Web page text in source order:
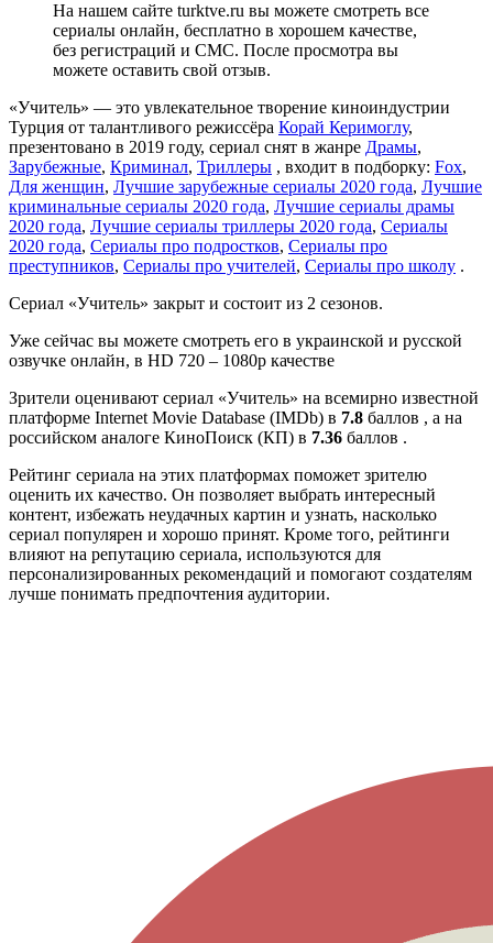
На нашем сайте turktve.ru вы можете смотреть все
сериалы онлайн, бесплатно в хорошем качестве,
без регистраций и СМС. После просмотра вы
можете оставить свой отзыв.
«Учитель» — это увлекательное творение киноиндустрии
Турция от талантливого режиссёра Корай Керимоглу,
презентовано в 2019 году, сериал снят в жанре Драмы,
Зарубежные, Криминал, Триллеры , входит в подборку: Fox,
Для женщин, Лучшие зарубежные сериалы 2020 года, Лучшие
криминальные сериалы 2020 года, Лучшие сериалы драмы
2020 года, Лучшие сериалы триллеры 2020 года, Сериалы
2020 года, Сериалы про подростков, Сериалы про
преступников, Сериалы про учителей, Сериалы про школу .
Сериал «Учитель» закрыт и состоит из 2 сезонов.
Уже сейчас вы можете смотреть его в украинской и русской
озвучке онлайн, в HD 720 – 1080p качестве
Зрители оценивают сериал «Учитель» на всемирно известной
платформе Internet Movie Database (IMDb) в 7.8 баллов , а на
российском аналоге КиноПоиск (КП) в 7.36 баллов .
Рейтинг сериала на этих платформах поможет зрителю
оценить их качество. Он позволяет выбрать интересный
контент, избежать неудачных картин и узнать, насколько
сериал популярен и хорошо принят. Кроме того, рейтинги
влияют на репутацию сериала, используются для
персонализированных рекомендаций и помогают создателям
лучше понимать предпочтения аудитории.